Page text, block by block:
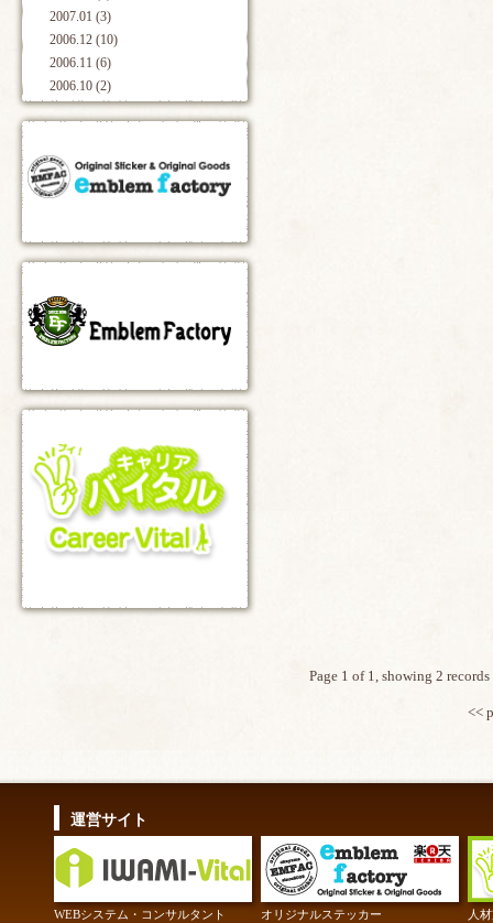
2007.01 (3)
2006.12 (10)
2006.11 (6)
2006.10 (2)
Page 1 of 1, showing 2
<<
運営サイト
WEBシステム・コンサルタント オリジナルステッカー 人